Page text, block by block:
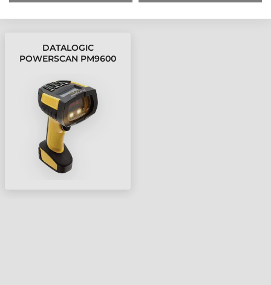
LEGUTÓBB MEGTEKINTETT TERMÉKEK
DATALOGIC
POWERSCAN PM9600